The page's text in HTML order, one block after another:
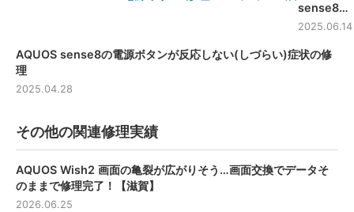
sense8
電源ボタ
しない(し
2025.06.14
AQUOS sense8の電源ボタンが反応しない(しづらい)症状の修
理
2025.04.28
その他の関連修理実績
AQUOS Wish2 画面の亀裂が広がりそう…画面交換でデータそ
のままで修理完了！【滋賀】
2026.06.25